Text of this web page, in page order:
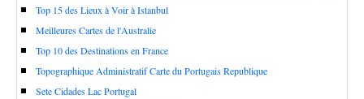
Top 15 des Lieux à Voir à Istanbul
Meilleures Cartes de l'Australie
Top 10 des Destinations en France
Topographique Administratif Carte du Portugais Republique
Sete Cidades Lac Portugal